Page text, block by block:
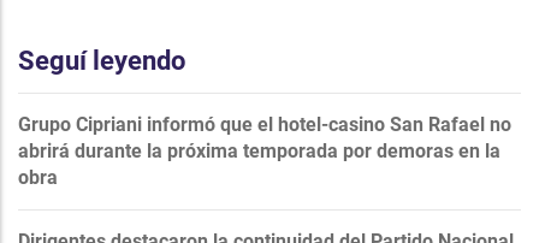
Seguí leyendo
Grupo Cipriani informó que el hotel-casino San Rafael no
abrirá durante la próxima temporada por demoras en la
obra